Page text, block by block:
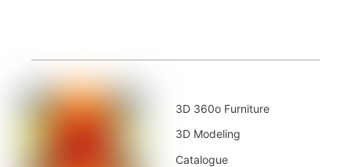
3D 360o Furniture
3D Modeling
Catalogue